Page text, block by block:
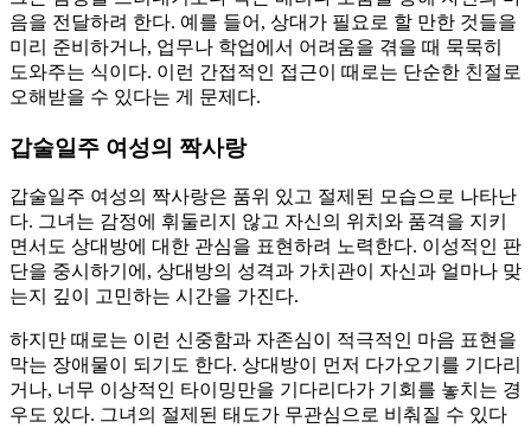
음을 전달하려 한다. 예를 들어, 상대가 필요로 할 만한 것들을
미리 준비하거나, 업무나 학업에서 어려움을 겪을 때 묵묵히
도와주는 식이다. 이런 간접적인 접근이 때로는 단순한 친절로
오해받을 수 있다는 게 문제다.
갑술일주 여성의 짝사랑
갑술일주 여성의 짝사랑은 품위 있고 절제된 모습으로 나타난
다. 그녀는 감정에 휘둘리지 않고 자신의 위치와 품격을 지키
면서도 상대방에 대한 관심을 표현하려 노력한다. 이성적인 판
단을 중시하기에, 상대방의 성격과 가치관이 자신과 얼마나 맞
는지 깊이 고민하는 시간을 가진다.
하지만 때로는 이런 신중함과 자존심이 적극적인 마음 표현을
막는 장애물이 되기도 한다. 상대방이 먼저 다가오기를 기다리
거나, 너무 이상적인 타이밍만을 기다리다가 기회를 놓치는 경
우도 있다. 그녀의 절제된 태도가 무관심으로 비춰질 수 있다